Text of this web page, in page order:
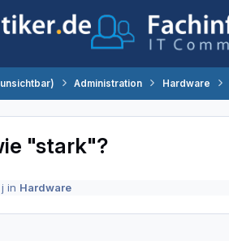
Administration Hardware
"stark"?
in Hardware